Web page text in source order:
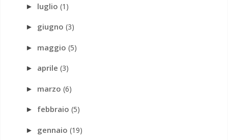
► luglio(1)
► giugno(3)
► maggio(5)
► aprile(3)
► marzo(6)
► febbraio(5)
► gennaio(19)